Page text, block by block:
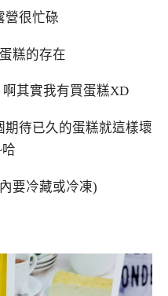
營很忙碌
糕的存在
其實我有買蛋糕XD
待已久的蛋糕就這樣壞
要冷藏或冷凍)